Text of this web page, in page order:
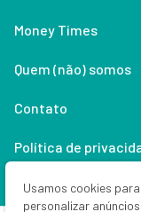
Money Times
Quem (não) somos
Contato
Política de
Lifestyle
Usamos cookies
personalizar